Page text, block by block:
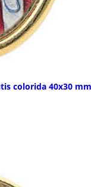
colorida 40x30 mm